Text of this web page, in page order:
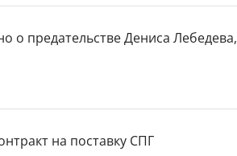
о предательстве Дениса Лебедева,
на поставку СПГ